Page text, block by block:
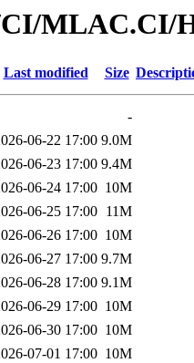
MLAC.CI/
Last modified Size
-
06-22 17:00 9.0M
06-23 17:00 9.4M
06-24 17:00 10M
06-25 17:00 11M
06-26 17:00 10M
06-27 17:00 9.7M
06-28 17:00 9.1M
06-29 17:00 10M
06-30 17:00 10M
07-01 17:00 10M